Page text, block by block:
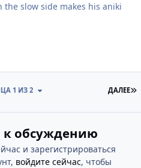
slow side makes his aniki
ДАЛЕЕ
1 ИЗ 2
к обсуждению
и зарегистрироваться
войдите сейчас, чтобы